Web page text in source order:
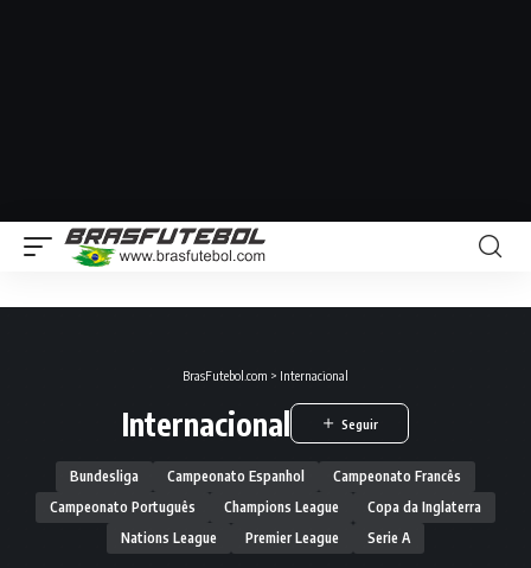
BrasFutebol.com > Internacional
Internacional
Bundesliga Campeonato Espanhol
Campeonato Francês
Campeonato Português
Champions League
Copa da Inglaterra
Nations League
Premier League Serie A